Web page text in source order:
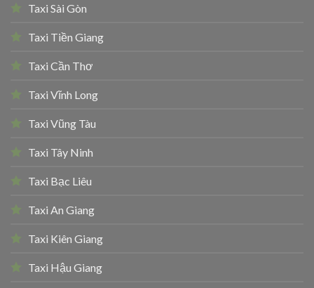
Taxi Sài Gòn
Taxi Tiền Giang
Taxi Cần Thơ
Taxi Vĩnh Long
Taxi Vũng Tàu
Taxi Tây Ninh
Taxi Bạc Liêu
Taxi An Giang
Taxi Kiên Giang
Taxi Hậu Giang